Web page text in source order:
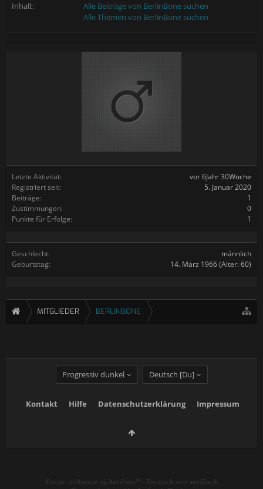
Letzte Aktivität:
vor 6Jahr 30Woche
Registriert seit:
5. Januar 2020
Beiträge:
1
Zustimmungen:
0
Punkte für Erfolge:
1
Geschlecht:
männlich
Geburtstag:
14. März 1966(Alter: 60)
Inhalt:
Alle Beiträge von BerlinBone suchen
Alle Themen von BerlinBone suchen
MITGLIEDER BERLINBONE
Progressiv dunkel Deutsch [Du]
Kontakt Hilfe Datenschutzerklärung Impressum
Forum software by XenForo™ - Deutsch von xenDach